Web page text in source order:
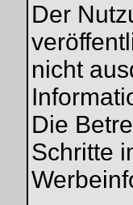
Der
nicht
Die
Schritte